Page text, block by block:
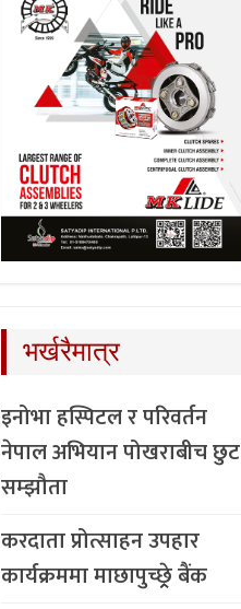
भर्खरैमात्र
इनोभा हस्पिटल र परिवर्तन
नेपाल अभियान पोखराबीच छुट
सम्झौता
करदाता प्रोत्साहन उपहार
कार्यक्रममा माछापुच्छ्र्रे बैंक